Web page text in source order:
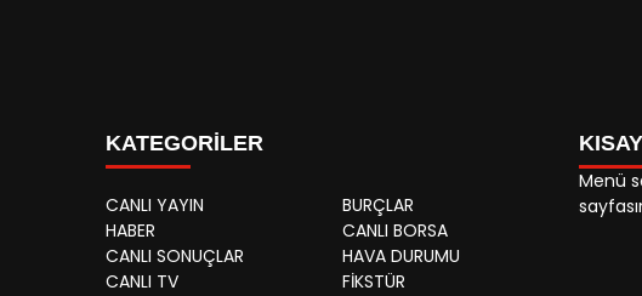
KATEGORİLER
CANLI YAYIN
BURÇLAR
HABER
CANLI BORSA
CANLI SONUÇLAR
HAVA DURUMU
CANLI TV
FİKSTÜR
Menü